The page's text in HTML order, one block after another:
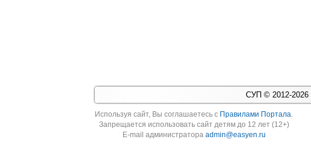
СУП © 2012-2026 |
Используя cайт, Вы соглашаетесь с Правилами Портала.
Запрещается использовать сайт детям до 12 лет (12+)
E-mail администратора admin@easyen.ru